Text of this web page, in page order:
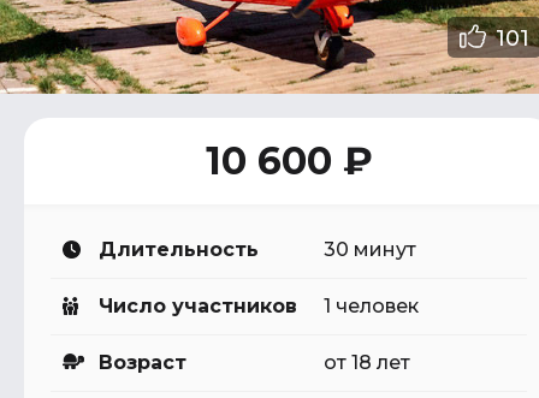
101
10 600 ₽
Длительность 30 минут
Число участников 1 человек
Возраст от 18 лет